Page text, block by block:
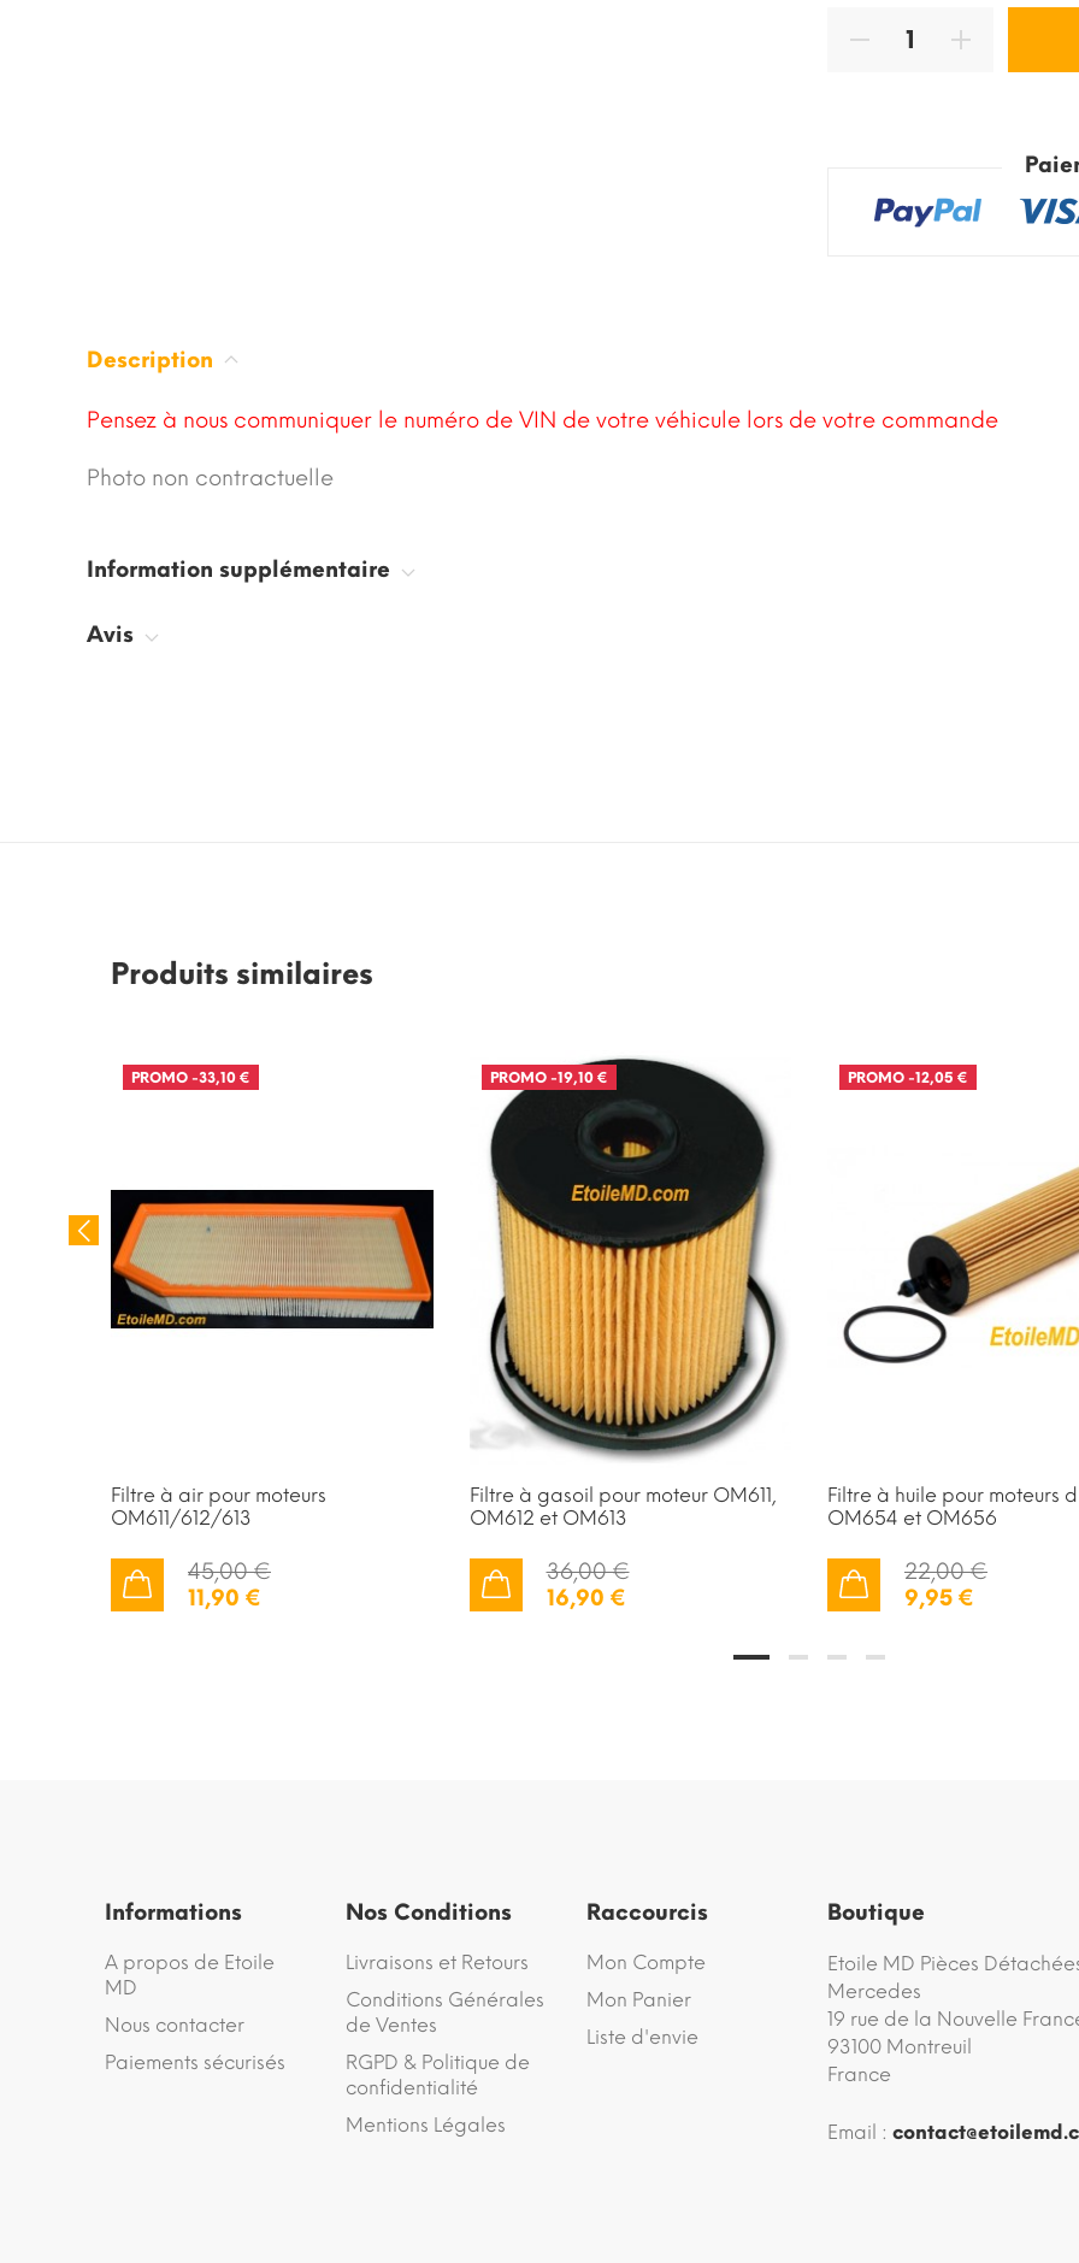
Description
Pensez à nous communiquer le numéro de VIN de votre véhicule lors de votre commande
Photo non contractuelle
Information supplémentaire
Avis
Produits similaires
PROMO -33,10 €
Filtre à air pour moteurs
OM611/612/613
45,00 €
11,90 €
PROMO-19,10 €
Filtre à gasoil pour moteur OM611,
OM612 et OM613
36,00 €
16,90 €
PROMO -12,05 €
Filtre à huile pour moteurs
OM654 et OM656
22,00 €
9,95 €
Informations
A propos de Etoile
MD
Nous contacter
Paiements sécurisés
Nos Conditions
Livraisons et Retours
Conditions Générales
de Ventes
RGPD & Politique de
confidentialité
Mentions Légales
Raccourcis
Mon Compte
Mon Panier
Liste d'envie
Boutique
Etoile MD Pièces
Mercedes
19 rue de la Nouvelle
93100 Montreuil
France
Email :